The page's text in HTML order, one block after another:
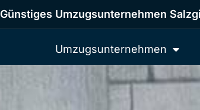
Günstiges Umzugsunternehmen
Umzugsunternehmen